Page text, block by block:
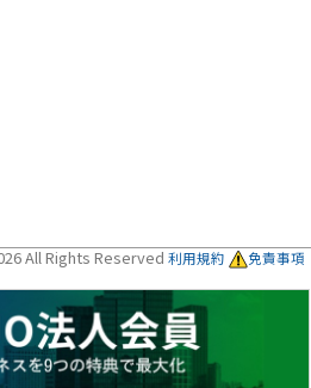
All Rights Reserved 利用規約 免責事項